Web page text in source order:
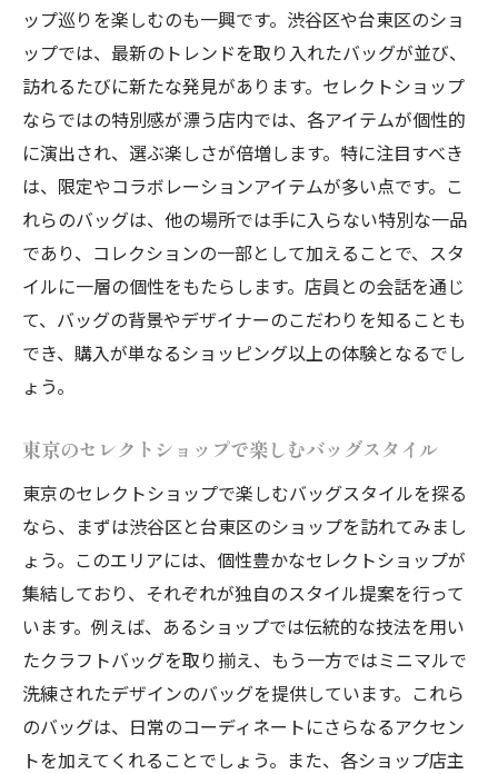
ップ巡りを楽しむのも一興です。渋谷区や台東区のショ
ップでは、最新のトレンドを取り入れたバッグが並び、
訪れるたびに新たな発見があります。セレクトショップ
ならではの特別感が漂う店内では、各アイテムが個性的
に演出され、選ぶ楽しさが倍増します。特に注目すべき
は、限定やコラボレーションアイテムが多い点です。こ
れらのバッグは、他の場所では手に入らない特別な一品
であり、コレクションの一部として加えることで、スタ
イルに一層の個性をもたらします。店員との会話を通じ
て、バッグの背景やデザイナーのこだわりを知ることも
でき、購入が単なるショッピング以上の体験となるでし
ょう。
東京のセレクトショップで楽しむバッグスタイル
東京のセレクトショップで楽しむバッグスタイルを探る
なら、まずは渋谷区と台東区のショップを訪れてみまし
ょう。このエリアには、個性豊かなセレクトショップが
集結しており、それぞれが独自のスタイル提案を行って
います。例えば、あるショップでは伝統的な技法を用い
たクラフトバッグを取り揃え、もう一方ではミニマルで
洗練されたデザインのバッグを提供しています。これら
のバッグは、日常のコーディネートにさらなるアクセン
トを加えてくれることでしょう。また、各ショップ店主